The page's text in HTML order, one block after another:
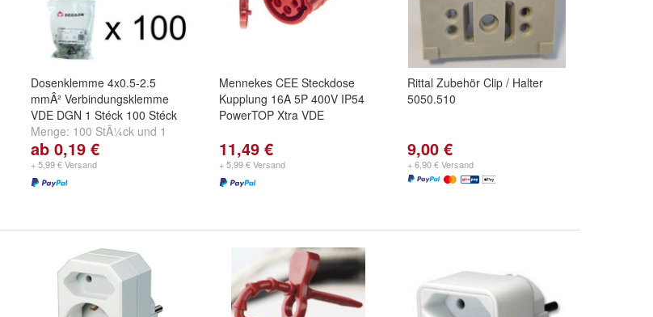
Dosenklemme 4x0.5-2.5
mmÂ² Verbindungsklemme
VDE DGN 1 Stéck 100 Stéck
Menge: 100 StÃ¼ck und 1
StÃ¼ck
ab 0,19 €
+ 5,99 € Versand
Mennekes CEE Steckdose
Kupplung 16A 5P 400V IP54
PowerTOP Xtra VDE
11,49 €
+ 5,99 € Versand
Rittal Zubehör Clip / Halter
5050.510
9,00 €
+ 6,90 € Versand